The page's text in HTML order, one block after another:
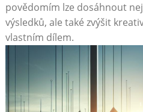
povědomím lze dosáhnout
výsledků, ale také zvýšit
vlastním dílem.